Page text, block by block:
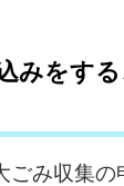
みをす
ごみ収集